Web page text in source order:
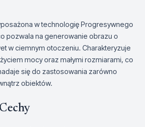
w technologię Progresywnego
pozwala na generowanie obrazu o
w ciemnym otoczeniu. Charakteryzuje
mocy oraz małymi rozmiarami, co
się do zastosowania zarówno
obiektów.